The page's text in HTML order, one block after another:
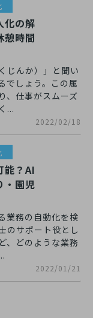
化の解
憩時間
じんか）」と聞い
でしょう。この属
、仕事がスムーズ
...
2022/02/18
能？AI
・園児
業務の自動化を検
のサポート役とし
、どのような業務
2022/01/21